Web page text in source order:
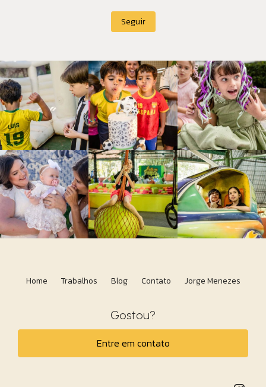
Seguir
Home Trabalhos Blog Contato Jorge Menezes
Gostou?
Entre em contato